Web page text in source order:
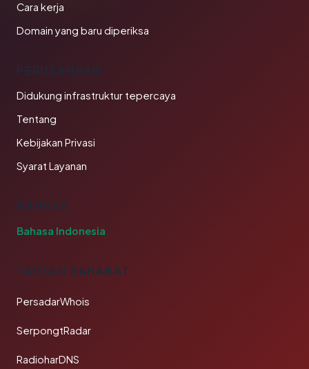
Cara kerja
Domain yang baru diperiksa
PERUSAHAAN
Didukung infrastruktur tepercaya
Tentang
Kebijakan Privasi
Syarat Layanan
BAHASA
Bahasa Indonesia
TAUTAN SAHABAT
PersadarWhois
SerpongtRadar
RadioharDNS